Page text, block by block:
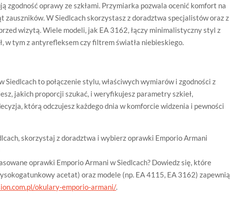
zgodność oprawy ze szkłami. Przymiarka pozwala ocenić komfort na
zauszników. W Siedlcach skorzystasz z doradztwa specjalistów oraz z
wizytą. Wiele modeli, jak EA 3162, łączy minimalistyczny styl z
w tym z antyrefleksem czy filtrem światła niebieskiego.
to połączenie stylu, właściwych wymiarów i zgodności z
jakich proporcji szukać, i weryfikujesz parametry szkieł,
którą odczujesz każdego dnia w komforcie widzenia i pewności
skorzystaj z doradztwa i wybierz oprawki Emporio Armani
oprawki Emporio Armani w Siedlcach? Dowiedz się, które
acetat) oraz modele (np. EA 4115, EA 3162) zapewnią
okulary-emporio-armani/.